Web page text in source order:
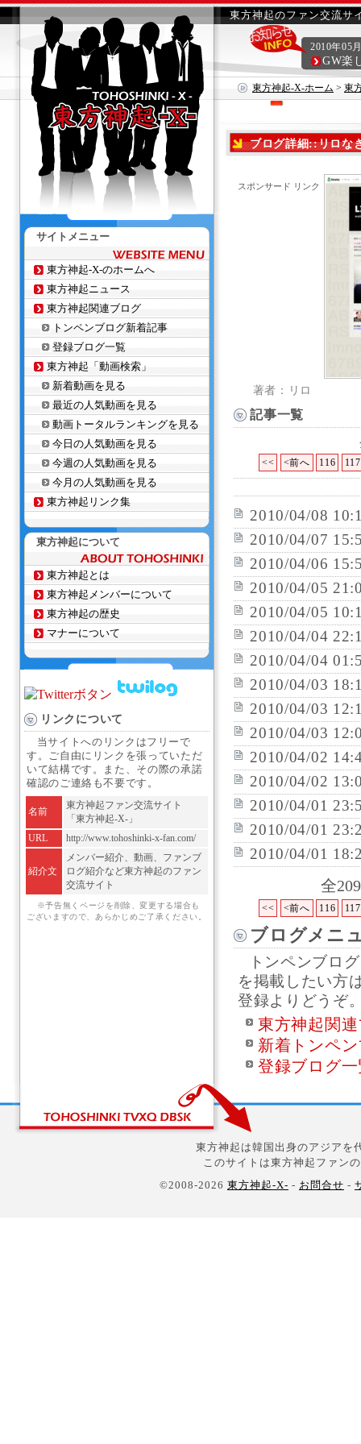
東方神起のファン交流サ
東方神起-X-ホーム > 東
2010年05
GW楽
ブログ詳細::リロな
スポンサード リンク
著者：リロ
記事一覧
<< <前へ 116 117
2010/04/08
2010/04/07
2010/04/06
2010/04/05
2010/04/05
2010/04/04
2010/04/04
2010/04/03
2010/04/03
2010/04/03
2010/04/02
2010/04/02
2010/04/01
2010/04/01
2010/04/01
全
<< <前へ 116 117
ブログメニ
トンペンブロ
を掲載したい方
登録よりどうぞ
東方神起関
新着トンペ
登録ブログ
サイトメニュー
東方神起-X-のホームへ
東方神起ニュース
東方神起関連ブログ
トンペンブログ新着記事
登録ブログ一覧
東方神起「動画検索」
新着動画を見る
最近の人気動画を見る
動画トータルランキングを見る
今日の人気動画を見る
今週の人気動画を見る
今月の人気動画を見る
東方神起リンク集
東方神起について
東方神起とは
東方神起メンバーについて
東方神起の歴史
マナーについて
リンクについて
当サイトへのリンクはフリーで
す。ご自由にリンクを張っていただ
いて結構です。また、その際の承諾
確認のご連絡も不要です。
名前
東方神起ファン交流サイト
「東方神起-X-」
URL
http://www.tohoshinki-x-fan.com/
紹介文
メンバー紹介、動画、ファンブ
ログ紹介など東方神起のファン
交流サイト
※予告無くページを削除、変更する場合も
ございますので、あらかじめご了承ください。
東方神起は韓国出身のアジアを
このサイトは東方神起ファン
©2008-2026 東方神起-X- - お問合せ -